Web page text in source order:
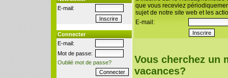
E-mail:
Connecter
E-mail:
Mot de passe:
Oublié mot de passe?
que vous receviez
sujet de notre site web et les
E-mail:
Vous cherchez un
vacances?